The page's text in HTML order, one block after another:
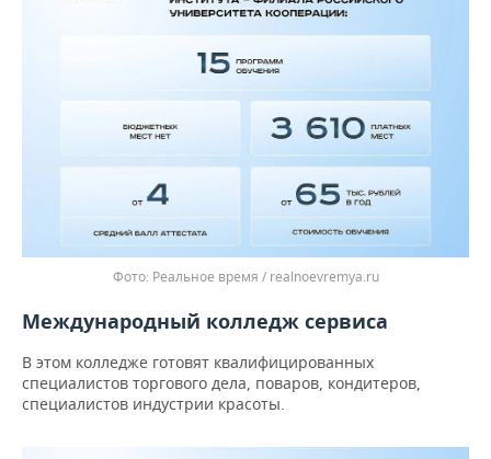
Реальное время / realnoevremya.ru
Международный колледж сервиса
В этом колледже готовят квалифицированных
специалистов торгового дела, поваров, кондитеров,
специалистов индустрии красоты.